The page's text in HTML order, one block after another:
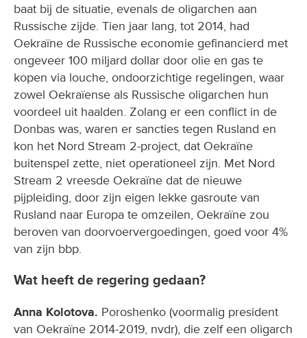
baat bij de situatie, evenals de oligarchen aan
Russische zijde. Tien jaar lang, tot 2014, had
Oekraïne de Russische economie gefinancierd met
ongeveer 100 miljard dollar door olie en gas te
kopen via louche, ondoorzichtige regelingen, waar
zowel Oekraïense als Russische oligarchen hun
voordeel uit haalden. Zolang er een conflict in de
Donbas was, waren er sancties tegen Rusland en
kon het Nord Stream 2-project, dat Oekraïne
buitenspel zette, niet operationeel zijn. Met Nord
Stream 2 vreesde Oekraïne dat de nieuwe
pijpleiding, door zijn eigen lekke gasroute van
Rusland naar Europa te omzeilen, Oekraïne zou
beroven van doorvoervergoedingen, goed voor 4%
van zijn bbp.
Wat heeft de regering gedaan?
Anna Kolotova. Poroshenko (voormalig president
van Oekraïne 2014-2019, nvdr), die zelf een oligarch